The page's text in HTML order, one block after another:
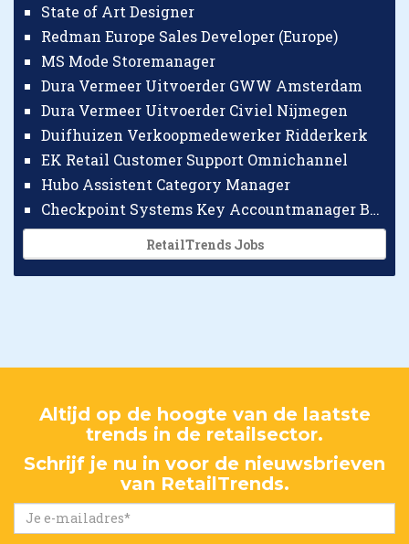
State of Art Designer
Redman Europe Sales Developer (Europe)
MS Mode Storemanager
Dura Vermeer Uitvoerder GWW Amsterdam
Dura Vermeer Uitvoerder Civiel Nijmegen
Duifhuizen Verkoopmedewerker Ridderkerk
EK Retail Customer Support Omnichannel
Hubo Assistent Category Manager
Checkpoint Systems Key Accountmanager Benelux
RetailTrends Jobs
Altijd op de hoogte van de laatste
trends in de retailsector.
Schrijf je nu in voor de nieuwsbrieven
van RetailTrends.